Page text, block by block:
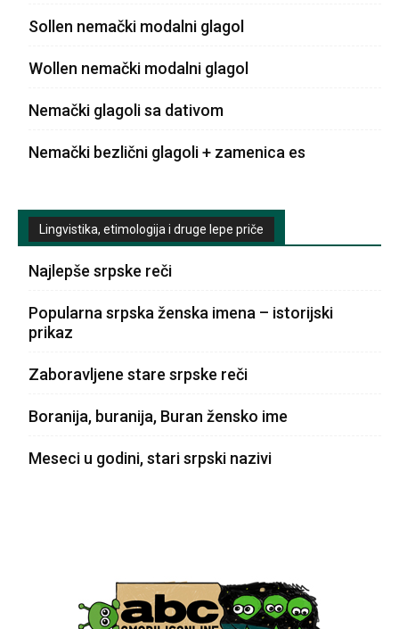
Sollen nemački modalni glagol
Wollen nemački modalni glagol
Nemački glagoli sa dativom
Nemački bezlični glagoli + zamenica es
Lingvistika, etimologija i druge lepe priče
Najlepše srpske reči
Popularna srpska ženska imena – istorijski
prikaz
Zaboravljene stare srpske reči
Boranija, buranija, Buran žensko ime
Meseci u godini, stari srpski nazivi